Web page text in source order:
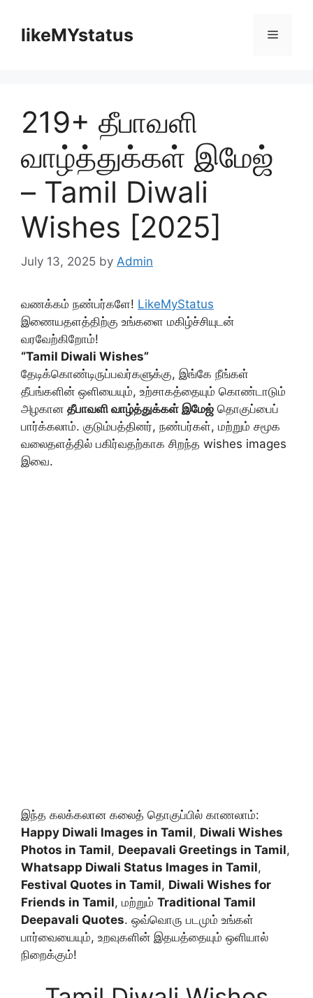
contentlikeMYstatus Menu
219+ தீபாவளி
வாழ்த்துக்கள் இமேஜ்
– Tamil Diwali
Wishes [2025]
July 13, 2025 by Admin
வணக்கம் நண்பர்களே! LikeMyStatus
இணையதளத்திற்கு உங்களை மகிழ்ச்சியுடன்
வரவேற்கிறோம்!
“Tamil Diwali Wishes”
தேடிக்கொண்டிருப்பவர்களுக்கு, இங்கே நீங்கள்
தீபங்களின் ஒளியையும், உற்சாகத்தையும் கொண்டாடும்
அழகான தீபாவளி வாழ்த்துக்கள் இமேஜ் தொகுப்பைப்
பார்க்கலாம். குடும்பத்தினர், நண்பர்கள், மற்றும் சமூக
வலைதளத்தில் பகிர்வதற்காக சிறந்த wishes images
இவை.
இந்த கலக்கலான கலைத் தொகுப்பில் காணலாம்:
Happy Diwali Images in Tamil, Diwali Wishes
Photos in Tamil, Deepavali Greetings in Tamil,
Whatsapp Diwali Status Images in Tamil,
Festival Quotes in Tamil, Diwali Wishes for
Friends in Tamil, மற்றும் Traditional Tamil
Deepavali Quotes. ஒவ்வொரு படமும் உங்கள்
பார்வையையும், உறவுகளின் இதயத்தையும் ஒளியால்
நிறைக்கும்!